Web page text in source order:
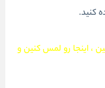
کنید.
، اینجا رو لمس کنین و